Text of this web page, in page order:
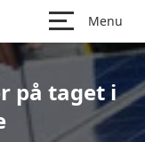
Menu
på taget i